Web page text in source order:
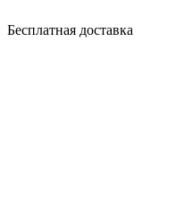
Бесплатная доставка